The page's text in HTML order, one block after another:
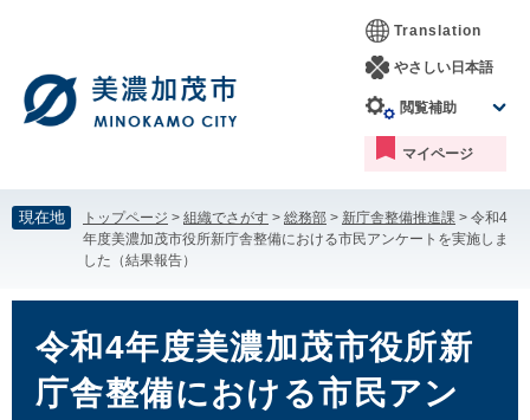
す。
し
て
本
Translation
やさしい日本語
閲覧補助
マイページ
現在地 トップページ > 組織でさがす > 総務部 > 新庁舎整備推進課 > 令和4
年度美濃加茂市役所新庁舎整備における市民アンケートを実施しま
した（結果報告）
令和4年度美濃加茂市役所新
庁舎整備における市民アン